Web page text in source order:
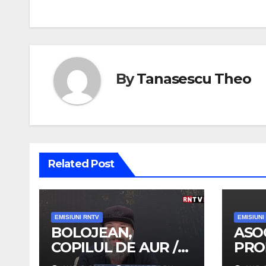
articole
ByTanasescu Theo
Related Post
EMISIUNI RNTV
BOLOJEAN,
COPILUL DE AUR /
TRENUL DE
EMISIUNI